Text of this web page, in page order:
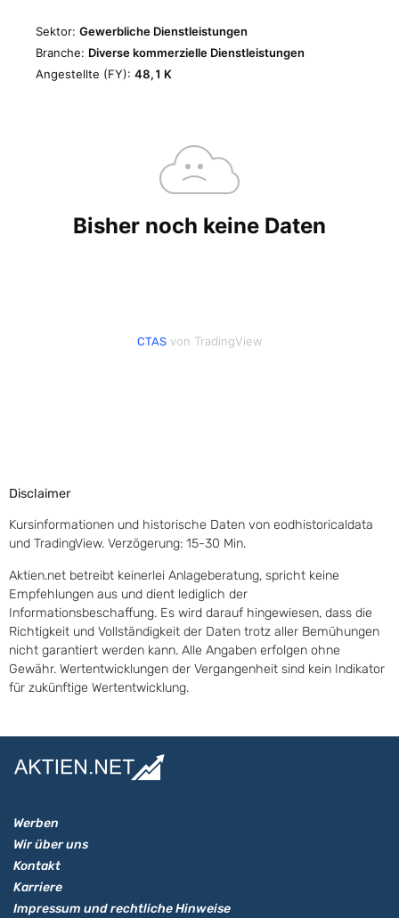
CTAS von TradingView
Disclaimer
Kursinformationen und historische Daten von eodhistoricaldata
und TradingView. Verzögerung: 15-30 Min.
Aktien.net betreibt keinerlei Anlageberatung, spricht keine
Empfehlungen aus und dient lediglich der
Informationsbeschaffung. Es wird darauf hingewiesen, dass die
Richtigkeit und Vollständigkeit der Daten trotz aller Bemühungen
nicht garantiert werden kann. Alle Angaben erfolgen ohne
Gewähr. Wertentwicklungen der Vergangenheit sind kein Indikator
für zukünftige Wertentwicklung.
Werben
Wir über uns
Kontakt
Karriere
Impressum und rechtliche Hinweise